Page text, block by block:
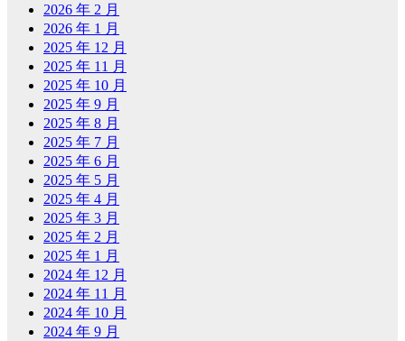
2026 年 2 月
2026 年 1 月
2025 年 12 月
2025 年 11 月
2025 年 10 月
2025 年 9 月
2025 年 8 月
2025 年 7 月
2025 年 6 月
2025 年 5 月
2025 年 4 月
2025 年 3 月
2025 年 2 月
2025 年 1 月
2024 年 12 月
2024 年 11 月
2024 年 10 月
2024 年 9 月